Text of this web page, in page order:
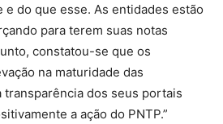
e do que esse. As entidades estão
para terem suas notas
constatou-se que os
na maturidade das
transparência dos seus portais
a ação do PNTP.”